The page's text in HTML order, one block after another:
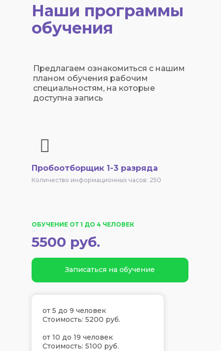
Наши программы
обучения
Предлагаем ознакомиться с нашим
планом обучения рабочим
специальностям, на которые
доступна запись
Пробоотборщик 1-3 разряда
Количество информационных часов: 250
Записаться на обучение
ОБУЧЕНИЕ ОТ 1 ДО 4 ЧЕЛОВЕК
5500 руб.
от 5 до 9 человек
Стоимость: 5200 руб.
от 10 до 19 человек
Стоимость: 5100 руб.